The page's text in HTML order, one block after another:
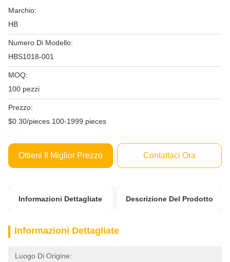
Marchio:
HB
Numero Di Modello:
HBS1018-001
MOQ:
100 pezzi
Prezzo:
$0.30/pieces 100-1999 pieces
Ottieni Il Miglior Prezzo Contattaci Ora
Informazioni Dettagliate Descrizione Del Prodotto
Informazioni Dettagliate
Luogo Di Origine: